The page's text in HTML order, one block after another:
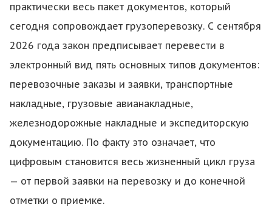
практически весь пакет документов, который
сегодня сопровождает грузоперевозку. С сентября
2026 года закон предписывает перевести в
электронный вид пять основных типов документов:
перевозочные заказы и заявки, транспортные
накладные, грузовые авианакладные,
железнодорожные накладные и экспедиторскую
документацию. По факту это означает, что
цифровым становится весь жизненный цикл груза
— от первой заявки на перевозку и до конечной
отметки о приемке.